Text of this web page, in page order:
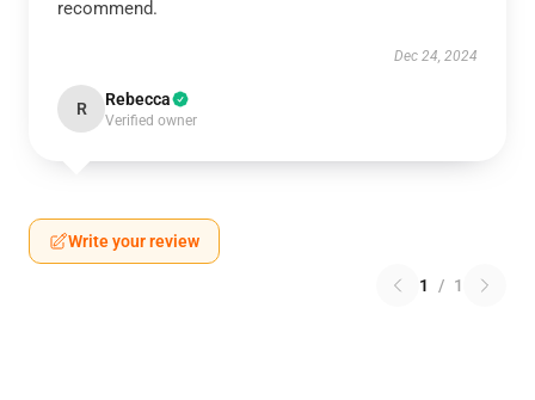
recommend.
Dec 24, 2024
R Rebecca
Verified owner
Write your review
1 / 1